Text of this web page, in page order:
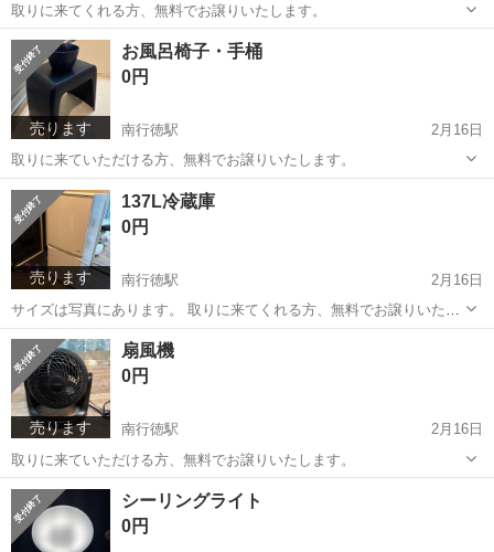
取りに来てくれる方、無料でお譲りいたします。
千葉 市川市 南行徳駅 調理器具
売ります
お風呂椅子・手桶
0円
南行徳駅
2月16日
取りに来ていただける方、無料でお譲りいたします。
千葉 市川市 南行徳駅
売ります
137L冷蔵庫
0円
南行徳駅
2月16日
サイズは写真にあります。 取りに来てくれる方、無料でお譲りいたし
ます。
千葉 市川市 南行徳駅
売ります
扇風機
0円
南行徳駅
2月16日
取りに来ていただける方、無料でお譲りいたします。
千葉 市川市 南行徳駅 季節、空調家電
シーリングライト
0円